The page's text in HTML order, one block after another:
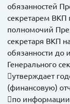
обязанностей
секретарем
полномочий
секретаря ВКП
обязанности до
Генерального
утверждает
(финансовую)
по